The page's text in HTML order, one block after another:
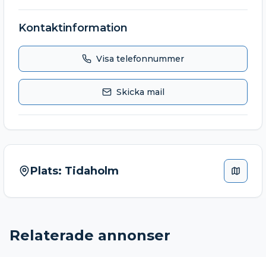
Kontaktinformation
Visa telefonnummer
Skicka mail
Plats: Tidaholm
Relaterade annonser